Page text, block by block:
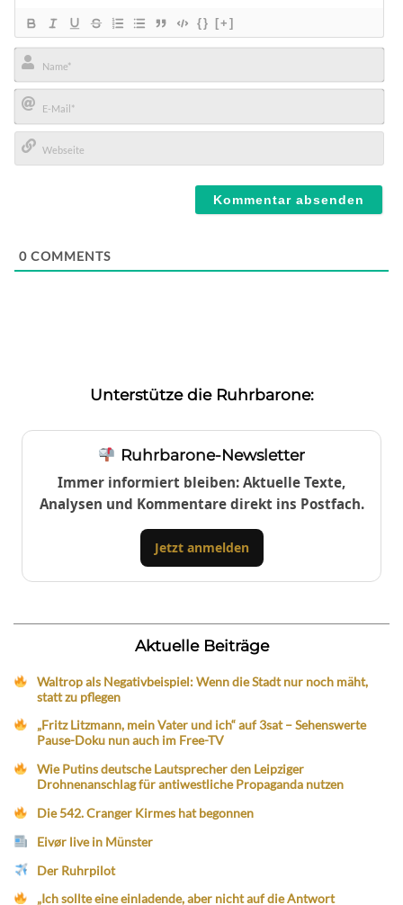
{} [+]
Name*
E-
Mail*
0 COMMENTS
Unterstütze die Ruhrbarone:
Ruhrbarone-Newsletter
Immer informiert bleiben: Aktuelle Texte,
Analysen und Kommentare direkt ins Postfach.
Jetzt anmelden
Aktuelle Beiträge
Waltrop als Negativbeispiel: Wenn die Stadt nur noch mäht,
statt zu pflegen
„Fritz Litzmann, mein Vater und ich“ auf 3sat – Sehenswerte
Pause-Doku nun auch im Free-TV
Wie Putins deutsche Lautsprecher den Leipziger
Drohnenanschlag für antiwestliche Propaganda nutzen
Die 542. Cranger Kirmes hat begonnen
Eivør live in Münster
Der Ruhrpilot
„Ich sollte eine einladende, aber nicht auf die Antwort